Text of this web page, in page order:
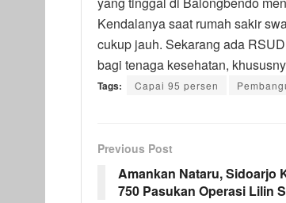
Kendalanya saat rumah sakir
cukup jauh. Sekarang ada
bagi tenaga kesehatan,
Tags: Capai 95 persen
Previous Post
Amankan Nataru, Sidoarjo
750 Pasukan Operasi Lilin